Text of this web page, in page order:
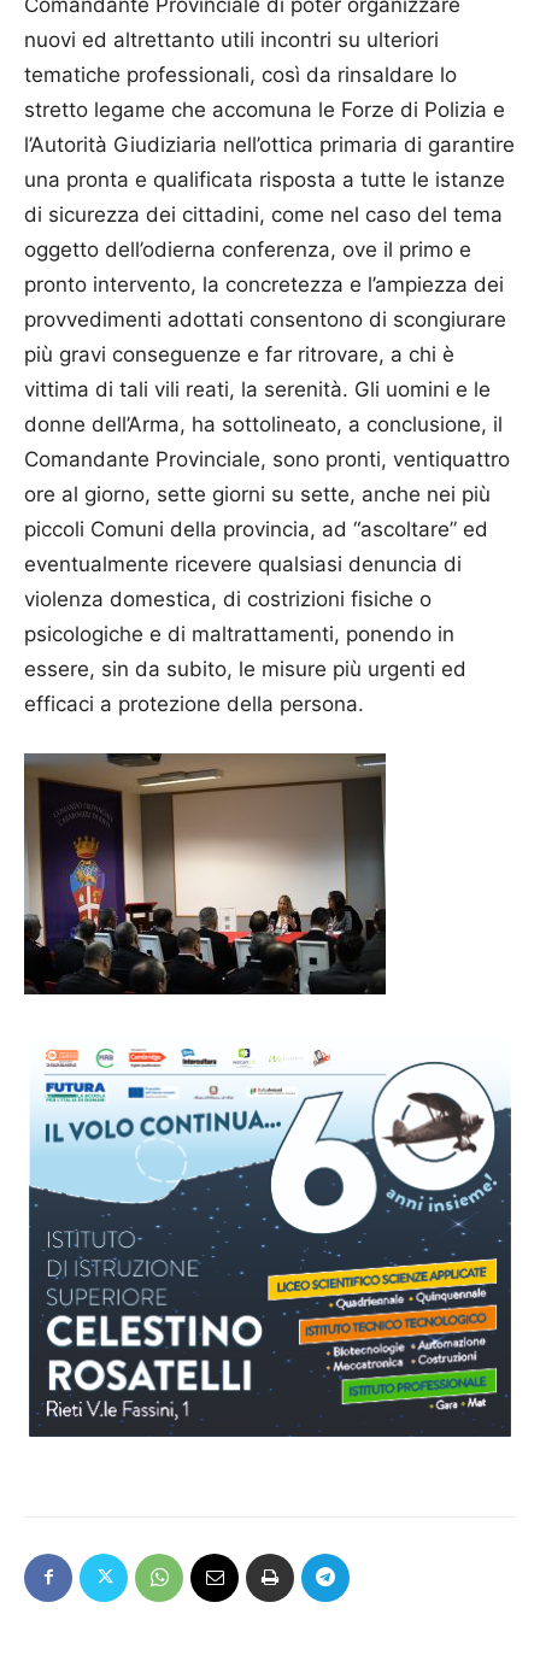
nuovi ed altrettanto utili incontri su ulteriori
tematiche professionali, così da rinsaldare lo
stretto legame che accomuna le Forze di Polizia e
l’Autorità Giudiziaria nell’ottica primaria di garantire
una pronta e qualificata risposta a tutte le istanze
di sicurezza dei cittadini, come nel caso del tema
oggetto dell’odierna conferenza, ove il primo e
pronto intervento, la concretezza e l’ampiezza dei
provvedimenti adottati consentono di scongiurare
più gravi conseguenze e far ritrovare, a chi è
vittima di tali vili reati, la serenità. Gli uomini e le
donne dell’Arma, ha sottolineato, a conclusione, il
Comandante Provinciale, sono pronti, ventiquattro
ore al giorno, sette giorni su sette, anche nei più
piccoli Comuni della provincia, ad “ascoltare” ed
eventualmente ricevere qualsiasi denuncia di
violenza domestica, di costrizioni fisiche o
psicologiche e di maltrattamenti, ponendo in
essere, sin da subito, le misure più urgenti ed
efficaci a protezione della persona.